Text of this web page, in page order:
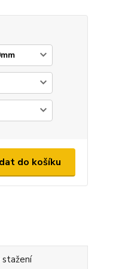
do košíku
stažení